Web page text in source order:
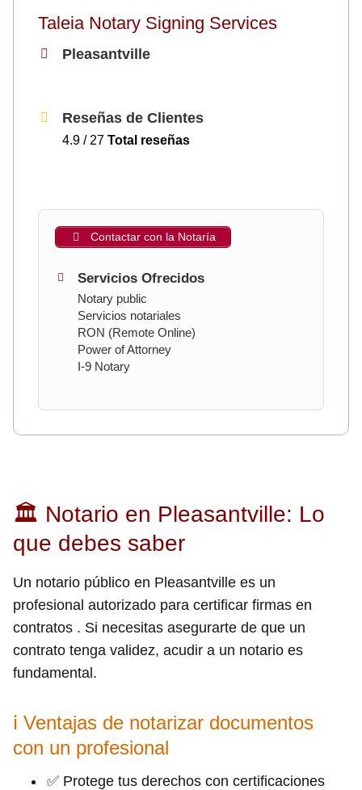
Taleia Notary Signing Services
Pleasantville
Reseñas de Clientes
4.9 / 27 Total reseñas
Contactar con la Notaría
Servicios Ofrecidos
Notary public
Servicios notariales
RON (Remote Online)
Power of Attorney
I-9 Notary
🏛 Notario en Pleasantville: Lo
que debes saber
Un notario público en Pleasantville es un
profesional autorizado para certificar firmas en
contratos . Si necesitas asegurarte de que un
contrato tenga validez, acudir a un notario es
fundamental.
ℹ Ventajas de notarizar documentos
con un profesional
✅ Protege tus derechos con certificaciones